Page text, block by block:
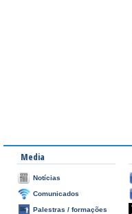
Media
Notícias
Comunicados
Palestras / formações